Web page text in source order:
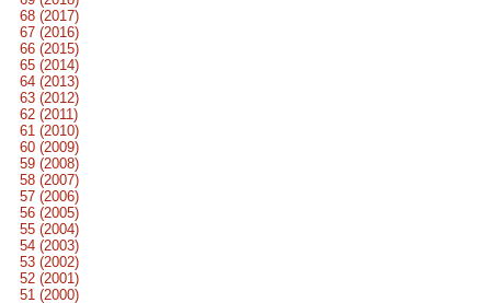
68 (2017)
67 (2016)
66 (2015)
65 (2014)
64 (2013)
63 (2012)
62 (2011)
61 (2010)
60 (2009)
59 (2008)
58 (2007)
57 (2006)
56 (2005)
55 (2004)
54 (2003)
53 (2002)
52 (2001)
51 (2000)